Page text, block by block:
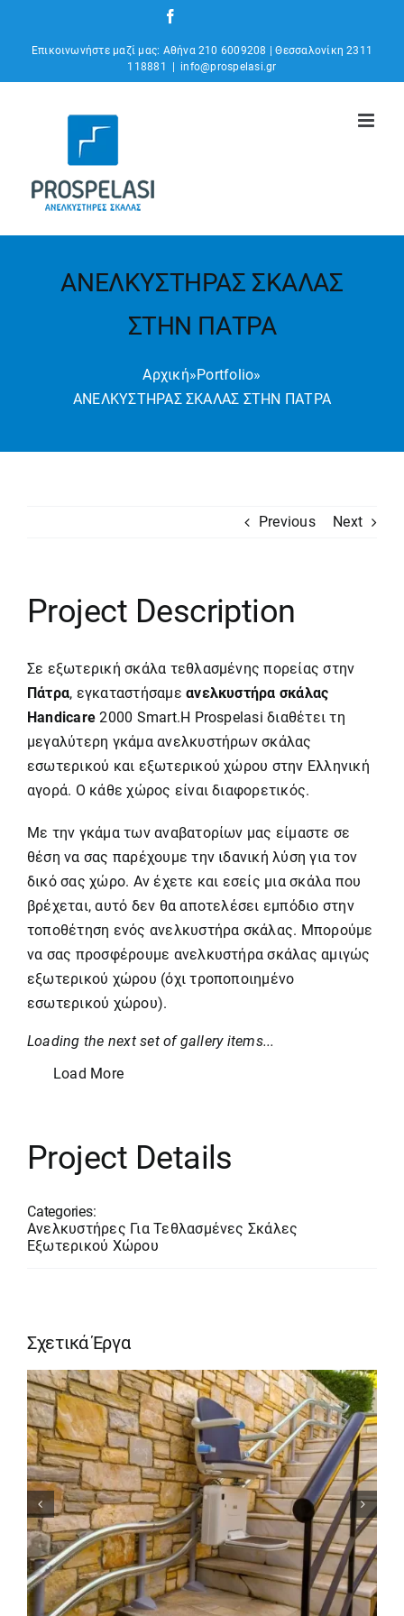
περιεχόμενο
Επικοινωνήστε μαζί μας: Αθήνα 210 6009208 | Θεσσαλονίκη 2311
118881
info@prospelasi.gr
ΑΝΕΛΚΥΣΤΗΡΑΣ ΣΚΑΛΑΣ
ΣΤΗΝ ΠΑΤΡΑ
Αρχική»Portfolio»
ΑΝΕΛΚΥΣΤΗΡΑΣ ΣΚΑΛΑΣ ΣΤΗΝ ΠΑΤΡΑ
Previous Next
Project Description
Σε εξωτερική σκάλα τεθλασμένης πορείας στην
Πάτρα, εγκαταστήσαμεανελκυστήρα σκάλας
Handicare 2000 Smart.Η Prospelasi διαθέτει τη
μεγαλύτερη γκάμα ανελκυστήρων σκάλας
εσωτερικού και εξωτερικού χώρου στην Ελληνική
αγορά. Ο κάθε χώρος είναι διαφορετικός.
Με την γκάμα των αναβατορίων μας είμαστε σε
θέση να σας παρέχουμε την ιδανική λύση για τον
δικό σας χώρο. Αν έχετε και εσείς μια σκάλα που
βρέχεται, αυτό δεν θα αποτελέσει εμπόδιο στην
τοποθέτηση ενός ανελκυστήρα σκάλας. Μπορούμε
να σας προσφέρουμε ανελκυστήρα σκάλας αμιγώς
εξωτερικού χώρου (όχι τροποποιημένο
εσωτερικού χώρου).
Loading the next set of gallery items...
Load More
Project Details
Categories:
Ανελκυστήρες Για Τεθλασμένες Σκάλες
Εξωτερικού Χώρου
Σχετικά Έργα
ΑΝΑΒΑΤΟΡΙΟ ΣΚΑΛΑΣ ΣΤΗ
ΣΥΜΗ